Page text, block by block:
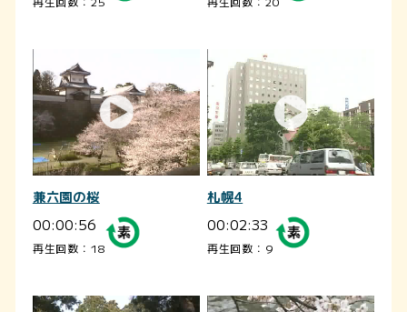
兼六園の桜
00:00:56
再生回数：18
札幌4
00:02:33
再生回数：9